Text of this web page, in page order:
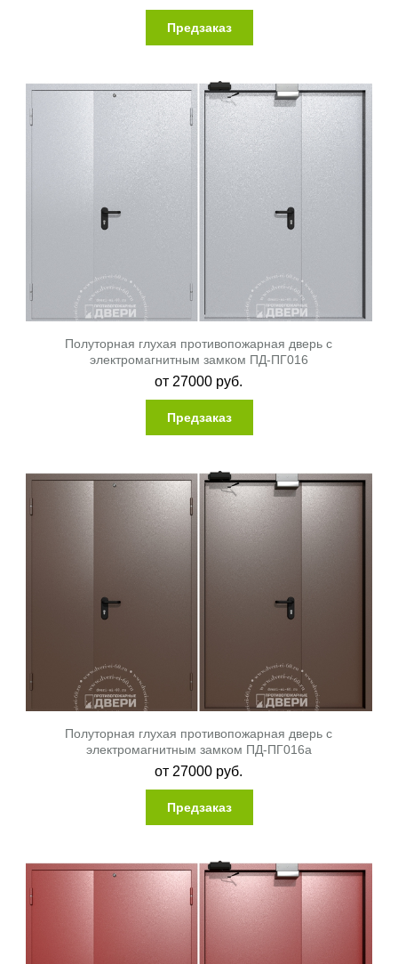
Предзаказ
Полуторная глухая противопожарная дверь с
электромагнитным замком ПД-ПГ016
от 27000 руб.
Предзаказ
Полуторная глухая противопожарная дверь с
электромагнитным замком ПД-ПГ016a
от 27000 руб.
Предзаказ